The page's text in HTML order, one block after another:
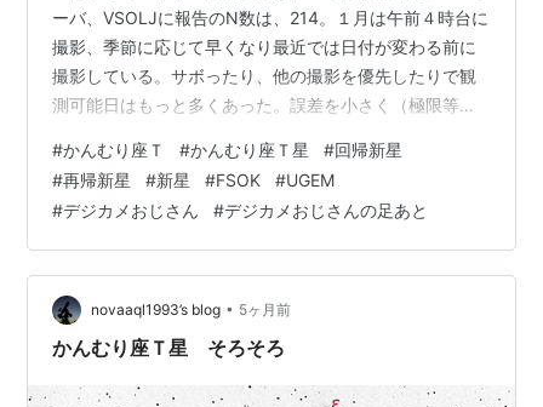
ーバ、VSOLJに報告のN数は、214。１月は午前４時台に
撮影、季節に応じて早くなり最近では日付が変わる前に
撮影している。サボったり、他の撮影を優先したりで観
測可能日はもっと多くあった。誤差を小さく（極限等級
よる撮影を主体にしている。測光手段もUGEMやステラ
イメージから先日公開された連続測光ソフト・FSOKに変
えた。アパチャ測光による精度向上と処理の速さがその
理由。ただ、最初の６画像だけはステライメージでも確
認をしているがもう止めても良いと思っている。チェッ
ク星による補正はしていないが、…
#かんむり座Ｔ #かんむり座Ｔ星 #回帰新星
#再帰新星 #新星 #FSOK #UGEM
#デジカメおじさん #デジカメおじさんの足あと
novaaql1993’s blog • 5ヶ月前
かんむり座Ｔ星 そろそろ